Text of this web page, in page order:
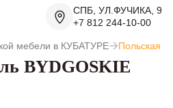
СПБ, УЛ.ФУЧИКА, 9
+7 812 244-10-00
мебели в КУБАТУРЕ Польская
BYDGOSKIE